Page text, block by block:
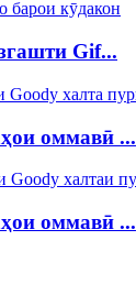
Gif...
оммавӣ ...
оммавӣ ...